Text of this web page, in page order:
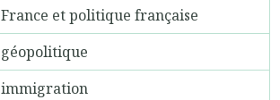
France et politique française
géopolitique
immigration